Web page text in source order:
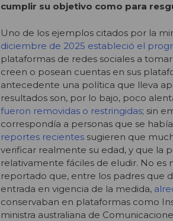
cumplir su objetivo como para
Uno de los ejemplos citados por la
diciembre de 2025 estableció el
plataformas de redes sociales a
creen o posean cuentas en sus
antecedente una política que lleva
resultados son, por lo bajo, poco
fueron removidas o restringidas; sin
correspondía a personas que se
reportes recientes sugieren que
verificar realmente su edad, y que la
relativamente fáciles de eludir. No es
reportado que, entre los padres que
entrada en vigencia de la medida,
conservaban en plataformas como
ministra australiana de